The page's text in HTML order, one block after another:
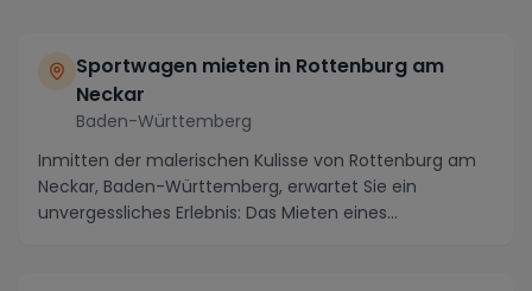
Sportwagen mieten in Rottenburg am
Neckar
Baden-Württemberg
Inmitten der malerischen Kulisse von Rottenburg am
Neckar, Baden-Württemberg, erwartet Sie ein
unvergessliches Erlebnis: Das Mieten eines